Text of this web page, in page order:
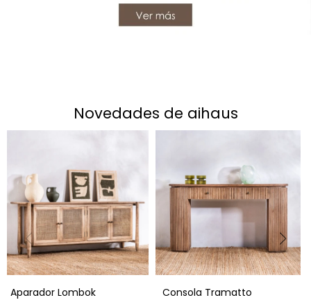
novedades de aihaus
Aparador Lombok Consola Tramatto